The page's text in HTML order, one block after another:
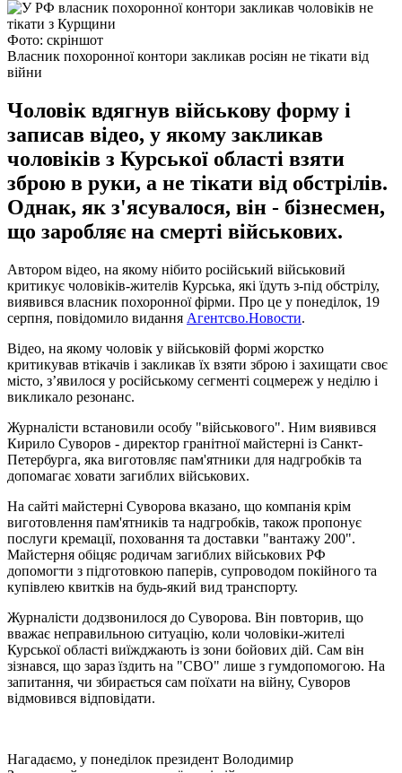
Фото: скріншот
Власник похоронної контори закликав росіян не тікати від
війни
Чоловік вдягнув військову форму і
записав відео, у якому закликав
чоловіків з Курської області взяти
зброю в руки, а не тікати від обстрілів.
Однак, як з'ясувалося, він - бізнесмен,
що заробляє на смерті військових.
Автором відео, на якому нібито російський військовий
критикує чоловіків-жителів Курська, які їдуть з-під обстрілу,
виявився власник похоронної фірми. Про це у понеділок, 19
серпня, повідомило видання Агентсво.Новости.
Відео, на якому чоловік у військовій формі жорстко
критикував втікачів і закликав їх взяти зброю і захищати своє
місто, з’явилося у російському сегменті соцмереж у неділю і
викликало резонанс.
Журналісти встановили особу "військового". Ним виявився
Кирило Суворов - директор гранітної майстерні із Санкт-
Петербурга, яка виготовляє пам'ятники для надгробків та
допомагає ховати загиблих військових.
На сайті майстерні Суворова вказано, що компанія крім
виготовлення пам'ятників та надгробків, також пропонує
послуги кремації, поховання та доставки "вантажу 200".
Майстерня обіцяє родичам загиблих військових РФ
допомогти з підготовкою паперів, супроводом покійного та
купівлею квитків на будь-який вид транспорту.
Журналісти додзвонилося до Суворова. Він повторив, що
вважає неправильною ситуацію, коли чоловіки-жителі
Курської області виїжджають із зони бойових дій. Сам він
зізнався, що зараз їздить на "СВО" лише з гумдопомогою. На
запитання, чи збирається сам поїхати на війну, Суворов
відмовився відповідати.
Нагадаємо, у понеділок президент Володимир